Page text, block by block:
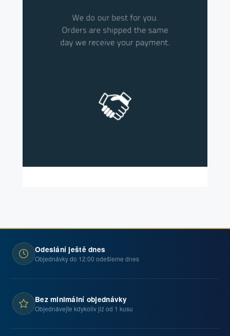
Odeslání ještě dnes
Objednávky do 12:00 odešleme dnes
Bez minimální objednávky
Objednávejte kdykoliv již od 1 kusu